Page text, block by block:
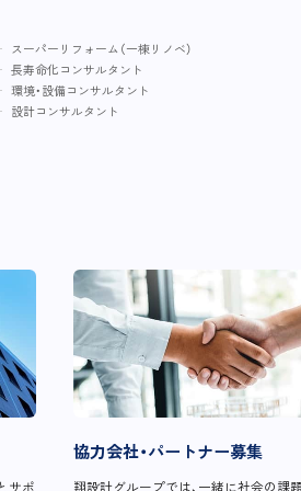
スーパーリフォーム（一棟リノベ）
長寿命化コンサルタント
環境・設備コンサルタント
設計コンサルタント
サポ
協力会社・パートナー募集
翔設計グループでは、一緒に社会の課